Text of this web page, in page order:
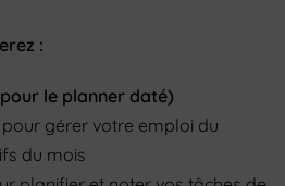
:
le planner daté)
gérer votre emploi du
du mois